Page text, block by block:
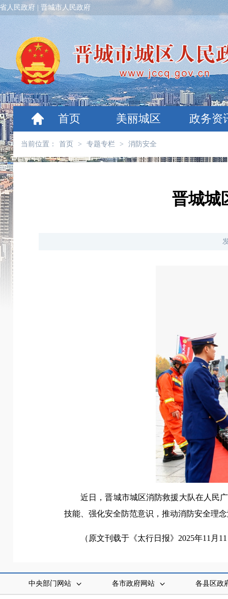
人民政府 晋城市人民政府
首页 美丽城区 政务资
当前位置： 首页 > 专题专栏 > 消防安全
晋城城
近日，晋城市城区消防救援大队在人民
技能、强化安全防范意识，推动消防安全理
（原文刊载于《太行日报》2025年11月
中央部门网站 各市政府网站 各县区政